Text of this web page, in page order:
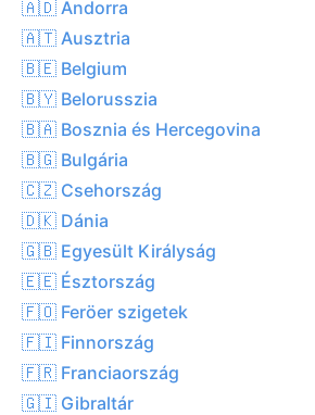
🇦🇩 Andorra
🇦🇹 Ausztria
🇧🇪 Belgium
🇧🇾 Belorusszia
🇧🇦 Bosznia és Hercegovina
🇧🇬 Bulgária
🇨🇿 Csehország
🇩🇰 Dánia
🇬🇧 Egyesült Királyság
🇪🇪 Észtország
🇫🇴 Feröer szigetek
🇫🇮 Finnország
🇫🇷 Franciaország
🇬🇮 Gibraltár